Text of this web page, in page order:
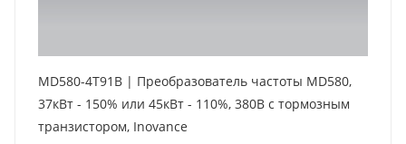
MD580-4T91B | Преобразователь частоты MD580,
37кВт - 150% или 45кВт - 110%, 380В с тормозным
транзистором, Inovance